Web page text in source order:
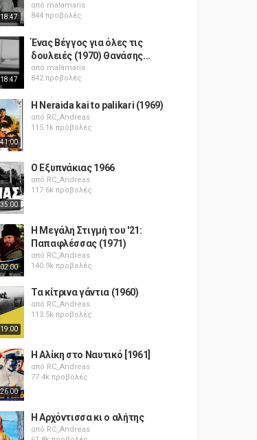
από malamaris
844 προβολές
Ένας Βέγγος για όλες τις
δουλειές (1970) Θανάσης...
από malamaris
842 προβολές
H Neraida kai to palikari (1969)
από RC_Andreas
115.1k προβολές
Ο Εξυπνάκιας 1966
από RC_Andreas
117.6k προβολές
Η Μεγάλη Στιγμή του '21:
Παπαφλέσσας (1971)
από RC_Andreas
140.9k προβολές
Τα κίτρινα γάντια (1960)
από RC_Andreas
113.5k προβολές
Η Αλίκη στο Ναυτικό [1961]
από RC_Andreas
77.4k προβολές
Η Αρχόντισσα κι ο αλήτης
από RC_Andreas